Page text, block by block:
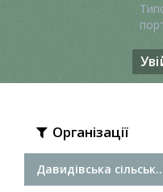
Організації
Давидівська